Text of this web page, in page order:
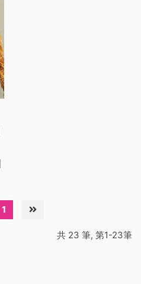
1
共 23 筆, 第1-23筆